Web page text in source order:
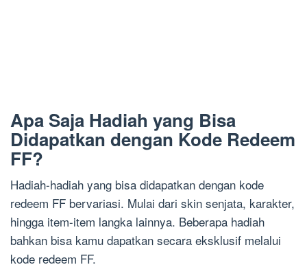
Apa Saja Hadiah yang Bisa
Didapatkan dengan Kode Redeem
FF?
Hadiah-hadiah yang bisa didapatkan dengan kode
redeem FF bervariasi. Mulai dari skin senjata, karakter,
hingga item-item langka lainnya. Beberapa hadiah
bahkan bisa kamu dapatkan secara eksklusif melalui
kode redeem FF.